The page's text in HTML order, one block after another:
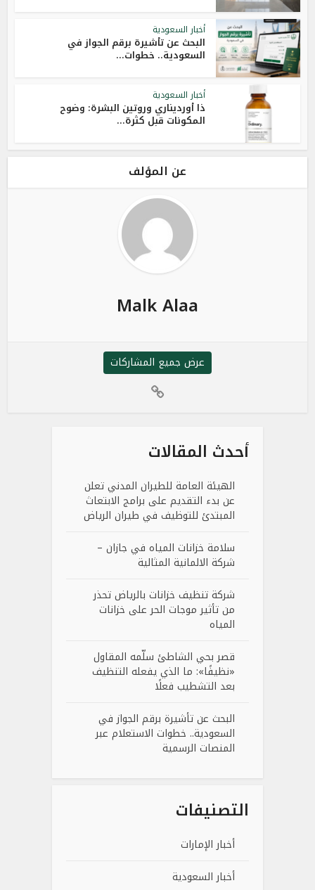
أخبار السعودية
البحث عن تأشيرة برقم الجواز في
السعودية.. خطوات...
أخبار السعودية
ذا أورديناري وروتين البشرة: وضوح
المكونات قبل كثرة...
عن المؤلف
Malk Alaa
عرض جميع المشاركات
أحدث المقالات
الهيئة العامة للطيران المدني تعلن
عن بدء التقديم على برامج الابتعاث
المبتدئ للتوظيف في طيران الرياض
سلامة خزانات المياه في جازان –
شركة الالمانية المثالية
شركة تنظيف خزانات بالرياض تحذر
من تأثير موجات الحر على خزانات
المياه
قصر بحي الشاطئ سلّمه المقاول
«نظيفًا»: ما الذي يفعله التنظيف
بعد التشطيب فعلًا
البحث عن تأشيرة برقم الجواز في
السعودية.. خطوات الاستعلام عبر
المنصات الرسمية
التصنيفات
أخبار الإمارات
أخبار السعودية